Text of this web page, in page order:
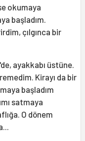
okumaya
başladım.
çılgınca bir
ayakkabı üstüne.
Kirayı da bir
başladım
satmaya
O dönem